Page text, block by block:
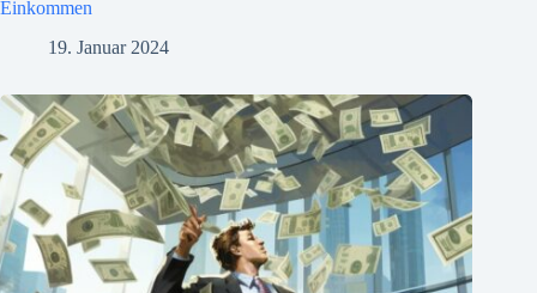
Einkommen
19. Januar 2024